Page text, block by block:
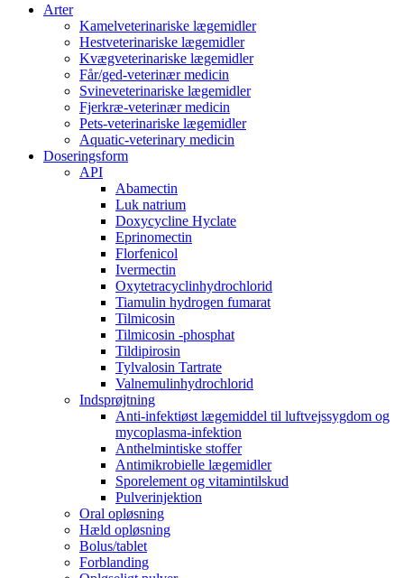
Arter
Kamelveterinariske lægemidler
Hestveterinariske lægemidler
Kvægveterinariske lægemidler
Får/ged-veterinær medicin
Svineveterinariske lægemidler
Fjerkræ-veterinær medicin
Pets-veterinariske lægemidler
Aquatic-veterinary medicin
Doseringsform
API
Abamectin
Luk natrium
Doxycycline Hyclate
Eprinomectin
Florfenicol
Ivermectin
Oxytetracyclinhydrochlorid
Tiamulin hydrogen fumarat
Tilmicosin
Tilmicosin -phosphat
Tildipirosin
Tylvalosin Tartrate
Valnemulinhydrochlorid
Indsprøjtning
Anti-infektiøst lægemiddel til luftvejssygdom og
mycoplasma-infektion
Anthelmintiske stoffer
Antimikrobielle lægemidler
Sporelement og vitamintilskud
Pulverinjektion
Oral opløsning
Hæld opløsning
Bolus/tablet
Forblanding